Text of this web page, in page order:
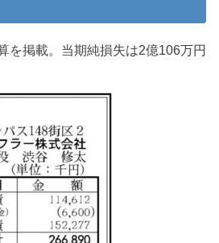
を掲載。当期純損失は2億106万円